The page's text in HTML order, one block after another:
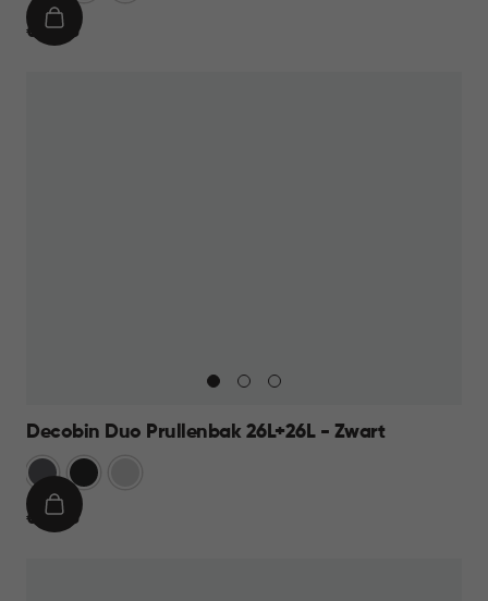
€
€ 59,95
IN
Decobin Duo Prullenbak 26L+26L - Zwart
Grijs Zwart
€
€ 69,95
IN